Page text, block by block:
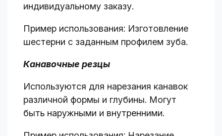
индивидуальному заказу.
Пример использования: Изготовление
шестерни с заданным профилем зуба.
Канавочные резцы
Используются для нарезания канавок
различной формы и глубины. Могут
быть наружными и внутренними.